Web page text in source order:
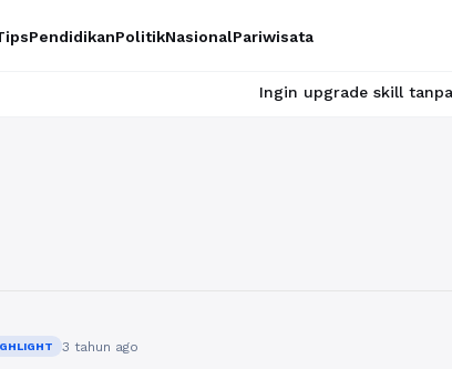
PendidikanPolitikNasionalPariwisata
Ingin upgrade skill tanpa ribet?
3 tahun ago